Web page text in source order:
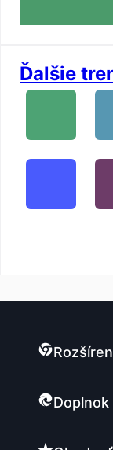
Ďalšie
Doplnok